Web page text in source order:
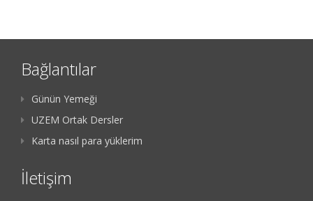
Bağlantılar
Günün Yemeği
UZEM Ortak Dersler
Karta nasıl para yüklerim
İletişim